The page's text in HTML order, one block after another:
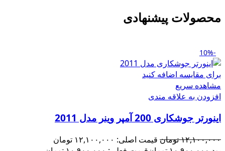
محصولات پیشنهادی
-10%
برای مقایسه اضافه کنید
مشاهده سریع
افزودن به علاقه مندی
اینورتر جوشکاری 200 آمپر وینر مدل 2011
۱۲,۱۰۰,۰۰۰تومان
قیمت اصلی: ۱۲,۱۰۰,۰۰۰ تومان